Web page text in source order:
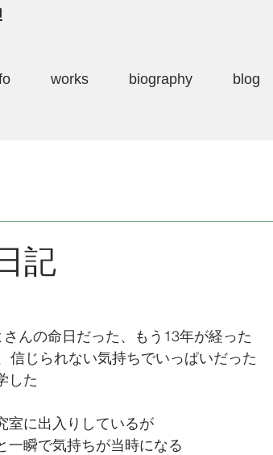
works biography blog
記
んの命日だった、もう13年が経った
信じられない気持ちでいっぱいだった
した
室に出入りしているが
一瞬で気持ちが当時になる